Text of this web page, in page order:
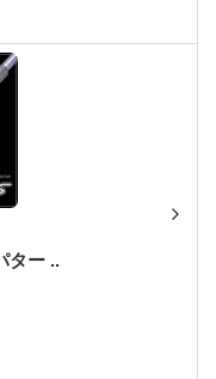
ター ..